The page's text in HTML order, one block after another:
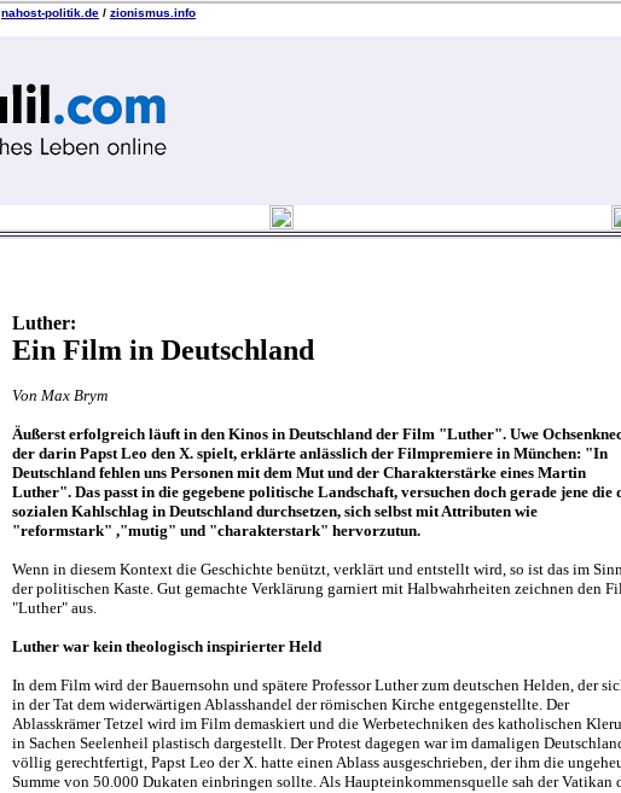
nahost-politik.de / zionismus.info
Luther:
Ein Film in Deutschland
Von Max Brym
Äußerst erfolgreich läuft in den Kinos in Deutschland der Film "Luther". Uwe
der darin Papst Leo den X. spielt, erklärte anlässlich der Filmpremiere in München: "In
Deutschland fehlen uns Personen mit dem Mut und der Charakterstärke eines Martin
Luther". Das passt in die gegebene politische Landschaft, versuchen doch gerade jene die
sozialen Kahlschlag in Deutschland durchsetzen, sich selbst mit Attributen wie
"reformstark" ,"mutig" und "charakterstark" hervorzutun.
Wenn in diesem Kontext die Geschichte benützt, verklärt und entstellt wird, so ist das im
der politischen Kaste. Gut gemachte Verklärung garniert mit Halbwahrheiten zeichnen den
"Luther" aus.
Luther war kein theologisch inspirierter Held
In dem Film wird der Bauernsohn und spätere Professor Luther zum deutschen Helden, der
in der Tat dem widerwärtigen Ablasshandel der römischen Kirche entgegenstellte. Der
Ablasskrämer Tetzel wird im Film demaskiert und die Werbetechniken des katholischen
in Sachen Seelenheil plastisch dargestellt. Der Protest dagegen war im damaligen
völlig gerechtfertigt, Papst Leo der X. hatte einen Ablass ausgeschrieben, der ihm die
Summe von 50.000 Dukaten einbringen sollte. Als Haupteinkommensquelle sah der Vatikan